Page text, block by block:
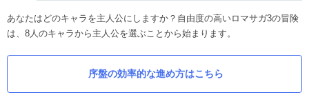
あなたはどのキャラを主人公にしますか？自由度の高いロマサガ3の冒険
は、8人のキャラから主人公を選ぶことから始まります。
序盤の効率的な進め方はこちら